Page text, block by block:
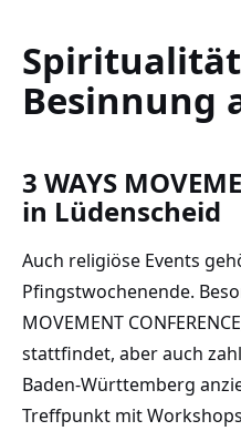
Besinnung
3 WAYS
in Lüdenscheid
Auch religiöse Events
Pfingstwochenende.
MOVEMENT
stattfindet, aber auch
Baden-Württemberg
Treffpunkt mit